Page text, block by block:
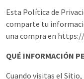
Esta Política de
comparte tu
una compra en
QUÉ INFORMACIÓN
Cuando visitas el